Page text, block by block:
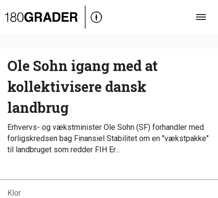
Oversigt
Debat
Video
Podcast
Ole Sohn igang med at
kollektivisere dansk
landbrug
Erhvervs- og vækstminister Ole Sohn (SF) forhandler med
forligskredsen bag Finansiel Stabilitet om en "vækstpakke"
til landbruget som redder FIH Er...
Klor